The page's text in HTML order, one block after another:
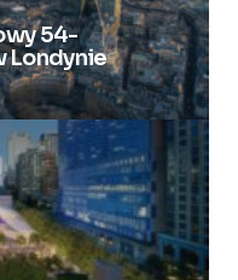
54-
Londynie